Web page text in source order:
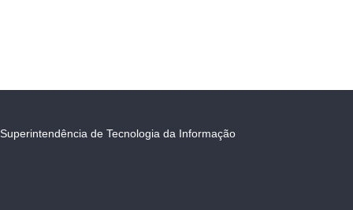
Superintendência de Tecnologia da Informação